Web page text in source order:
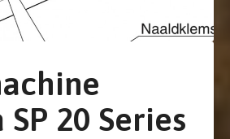
20 Series